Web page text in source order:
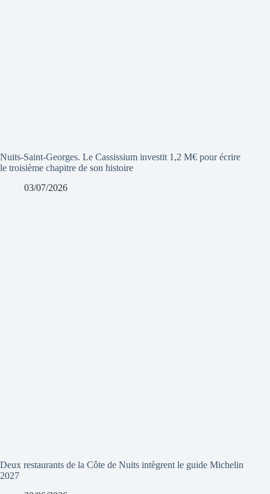
Nuits-Saint-Georges. Le Cassissium investit 1,2 M€ pour écrire
le troisième chapitre de son histoire
03/07/2026
Deux restaurants de la Côte de Nuits intègrent le guide Michelin
2027